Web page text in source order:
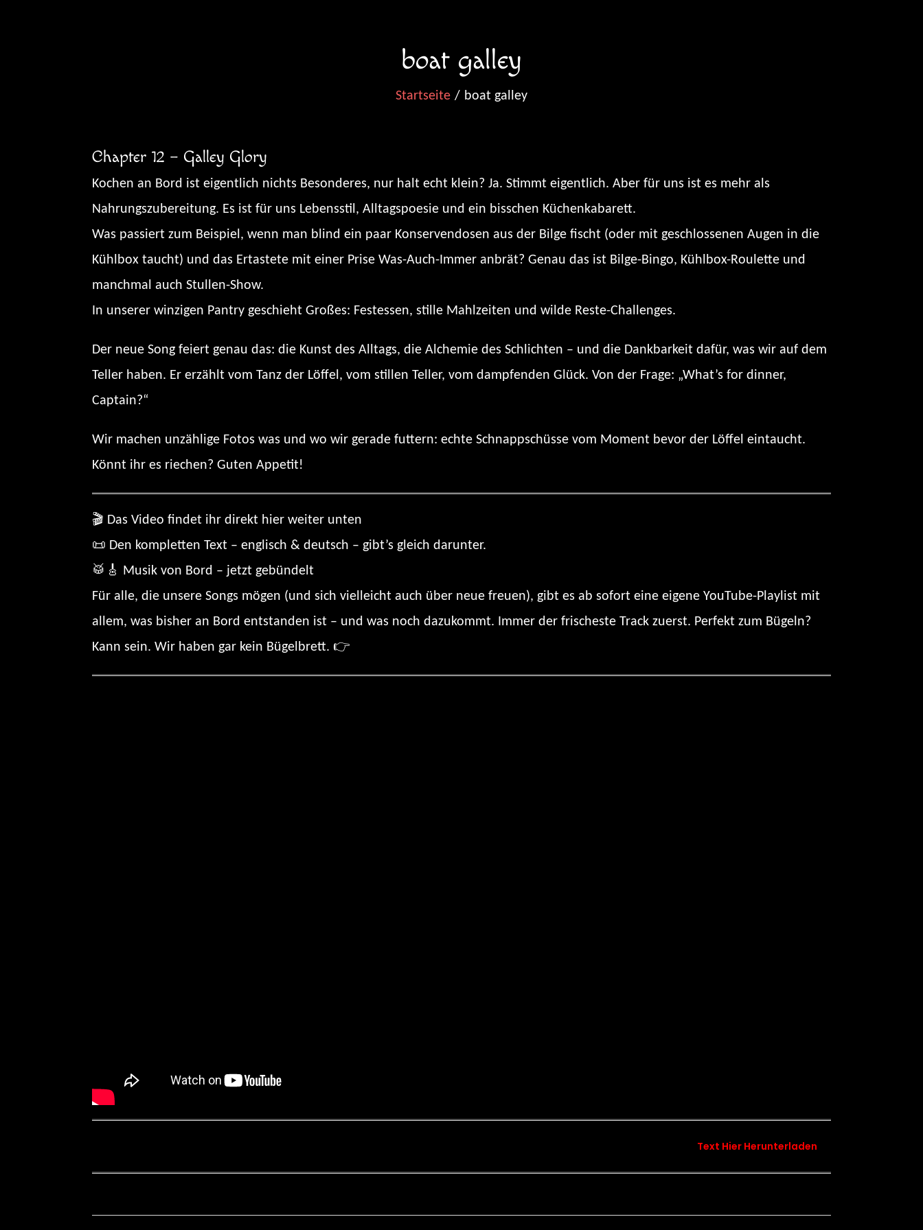
boat galley
Startseite boat galley
Chapter 12 – Galley Glory
Kochen an Bord ist eigentlich nichts Besonderes, nur halt echt klein? Ja. Stimmt eigentlich. Aber für uns ist es mehr als
Nahrungszubereitung. Es ist für uns Lebensstil, Alltagspoesie und ein bisschen Küchenkabarett.
Was passiert zum Beispiel, wenn man blind ein paar Konservendosen aus der Bilge fischt (oder mit geschlossenen Augen in die
Kühlbox taucht) und das Ertastete mit einer Prise Was-Auch-Immer anbrät? Genau das ist Bilge-Bingo, Kühlbox-Roulette und
manchmal auch Stullen-Show.
In unserer winzigen Pantry geschieht Großes: Festessen, stille Mahlzeiten und wilde Reste-Challenges.
Der neue Song feiert genau das: die Kunst des Alltags, die Alchemie des Schlichten – und die Dankbarkeit dafür, was wir auf dem
Teller haben. Er erzählt vom Tanz der Löffel, vom stillen Teller, vom dampfenden Glück. Von der Frage: „What’s for dinner,
Captain?“
Wir machen unzählige Fotos was und wo wir gerade futtern: echte Schnappschüsse vom Moment bevor der Löffel eintaucht.
Könnt ihr es riechen? Guten Appetit!
🎬 Das Video findet ihr direkt hier weiter unten
📜 Den kompletten Text – englisch & deutsch – gibt’s gleich darunter.
🥁🎸 Musik von Bord – jetzt gebündelt
Für alle, die unsere Songs mögen (und sich vielleicht auch über neue freuen), gibt es ab sofort eine eigene YouTube-Playlist mit
allem, was bisher an Bord entstanden ist – und was noch dazukommt. Immer der frischeste Track zuerst. Perfekt zum Bügeln?
Kann sein. Wir haben gar kein Bügelbrett. 👉
Text Hier Herunterladen